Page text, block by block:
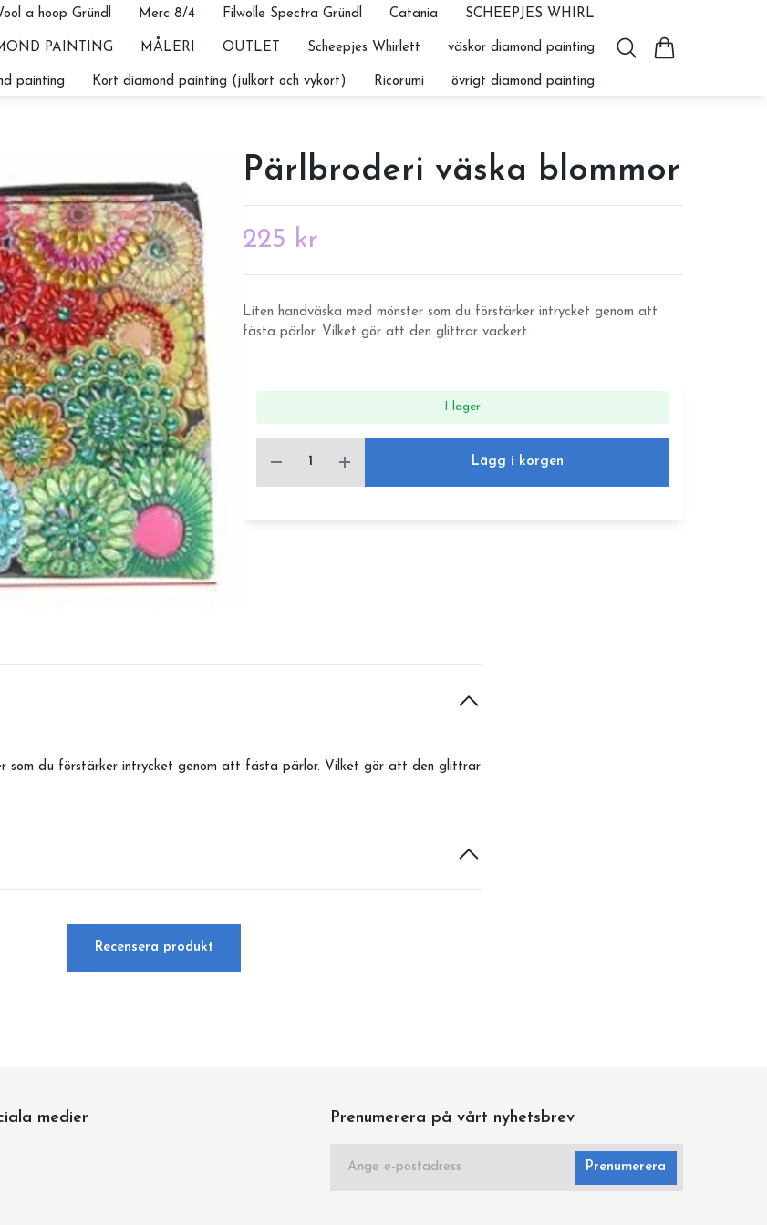
a hoop Gründl Merc 8/4 Filwolle Spectra Gründl Catania SCHEEPJES WHIRL
PAINTING MÅLERI OUTLET Scheepjes Whirlett väskor diamond painting
painting Kort diamond painting (julkort och vykort) Ricorumi övrigt diamond painting
Pärlbroderi väska blommor
225 kr
Liten handväska med mönster som du förstärker intrycket genom att
fästa pärlor. Vilket gör att den glittrar vackert.
I lager
Lägg i korgen
som du förstärker intrycket genom att fästa pärlor. Vilket gör att den glittrar
Recensera produkt
medier Prenumerera på vårt nyhetsbrev
Prenumerera